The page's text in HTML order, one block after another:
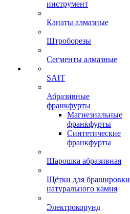
инструмент
Канаты алмазные
Штроборезы
Сегменты алмазные
SAIT
Абразивные
франкфурты
Магнезиальные
франкфурты
Синтетические
франкфурты
Шарошка абразивная
Щётки для брашировки
натурального камня
Электрокорунд